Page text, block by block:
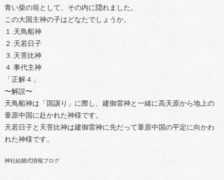
青い柴の垣として、その内に隠れました。
この大国主神の子はどなたでしょうか。
１.天鳥船神
２.天若日子
３.天菩比神
４.事代主神
「正解４」
〜解説〜
天鳥船神は「国譲り」に際し、建御雷神と一緒に高天原から地上の
葦原中国に赴かれた神様です。
天若日子と天菩比神は建御雷神に先だって葦原中国の平定に向かわ
れた神様です。
神社結婚式情報ブログ